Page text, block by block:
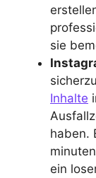
sie
Inhalte
haben.
ein